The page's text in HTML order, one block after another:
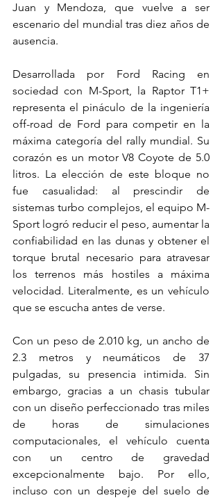
Juan y Mendoza, que vuelve a ser
escenario del mundial tras diez años de
ausencia.
Desarrollada por Ford Racing en
sociedad con M-Sport, la Raptor T1+
representa el pináculo de la ingeniería
off-road de Ford para competir en la
máxima categoría del rally mundial. Su
corazón es un motor V8 Coyote de 5.0
litros. La elección de este bloque no
fue casualidad: al prescindir de
sistemas turbo complejos, el equipo M-
Sport logró reducir el peso, aumentar la
confiabilidad en las dunas y obtener el
torque brutal necesario para atravesar
los terrenos más hostiles a máxima
velocidad. Literalmente, es un vehículo
que se escucha antes de verse.
Con un peso de 2.010 kg, un ancho de
2.3 metros y neumáticos de 37
pulgadas, su presencia intimida. Sin
embargo, gracias a un chasis tubular
con un diseño perfeccionado tras miles
de horas de simulaciones
computacionales, el vehículo cuenta
con un centro de gravedad
excepcionalmente bajo. Por ello,
incluso con un despeje del suelo de